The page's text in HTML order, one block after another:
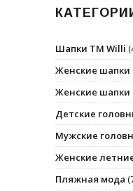
Шапки ТМ Willi
Женские шапки
Женские шапки
Детские
Мужские
Женские
Пляжная мода